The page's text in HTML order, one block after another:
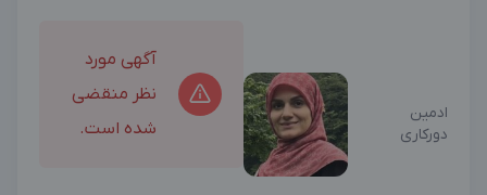
ادمین
دورکاری
آگهی مورد
نظر منقضی
شده است.